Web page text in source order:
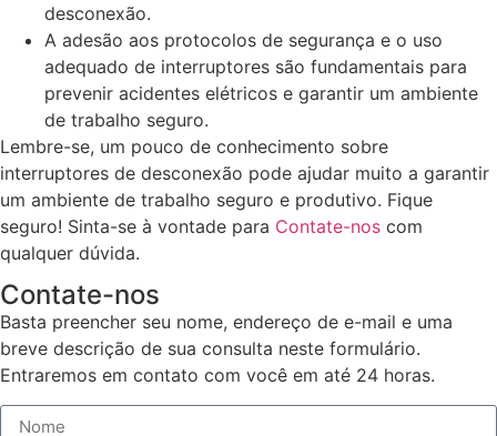
desconexão.
A adesão aos protocolos de segurança e o uso
adequado de interruptores são fundamentais para
prevenir acidentes elétricos e garantir um ambiente
de trabalho seguro.
Lembre-se, um pouco de conhecimento sobre
interruptores de desconexão pode ajudar muito a garantir
um ambiente de trabalho seguro e produtivo. Fique
seguro! Sinta-se à vontade para Contate-nos com
qualquer dúvida.
Contate-nos
Basta preencher seu nome, endereço de e-mail e uma
breve descrição de sua consulta neste formulário.
Entraremos em contato com você em até 24 horas.